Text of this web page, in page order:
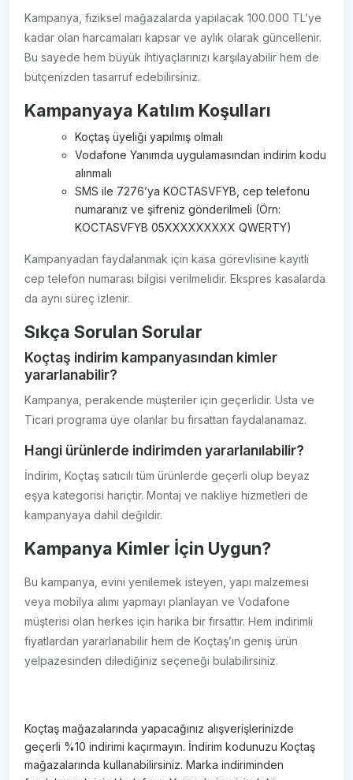
Kampanya, fiziksel mağazalarda yapılacak 100.000 TL’ye
kadar olan harcamaları kapsar ve aylık olarak güncellenir.
Bu sayede hem büyük ihtiyaçlarınızı karşılayabilir hem de
bütçenizden tasarruf edebilirsiniz.
Kampanyaya Katılım Koşulları
Koçtaş üyeliği yapılmış olmalı
Vodafone Yanımda uygulamasından indirim kodu
alınmalı
SMS ile 7276’ya KOCTASVFYB, cep telefonu
numaranız ve şifreniz gönderilmeli (Örn:
KOCTASVFYB 05XXXXXXXXX QWERTY)
Kampanyadan faydalanmak için kasa görevlisine kayıtlı
cep telefon numarası bilgisi verilmelidir. Ekspres kasalarda
da aynı süreç izlenir.
Sıkça Sorulan Sorular
Koçtaş indirim kampanyasından kimler
yararlanabilir?
Kampanya, perakende müşteriler için geçerlidir. Usta ve
Ticari programa üye olanlar bu fırsattan faydalanamaz.
Hangi ürünlerde indirimden yararlanılabilir?
İndirim, Koçtaş satıcılı tüm ürünlerde geçerli olup beyaz
eşya kategorisi hariçtir. Montaj ve nakliye hizmetleri de
kampanyaya dahil değildir.
Kampanya Kimler İçin Uygun?
Bu kampanya, evini yenilemek isteyen, yapı malzemesi
veya mobilya alımı yapmayı planlayan ve Vodafone
müşterisi olan herkes için harika bir fırsattır. Hem indirimli
fiyatlardan yararlanabilir hem de Koçtaş’ın geniş ürün
yelpazesinden dilediğiniz seçeneği bulabilirsiniz.
Koçtaş mağazalarında yapacağınız alışverişlerinizde
geçerli %10 indirimi kaçırmayın. İndirim kodunuzu Koçtaş
mağazalarında kullanabilirsiniz. Marka indiriminden